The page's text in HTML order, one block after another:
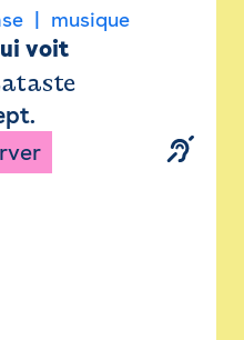
musique
voit